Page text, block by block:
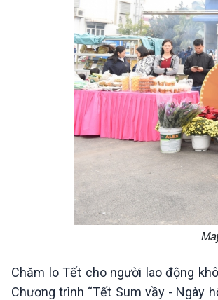
Chăm lo Tết cho người lao động
Chương trình “Tết Sum vầy - Ngày